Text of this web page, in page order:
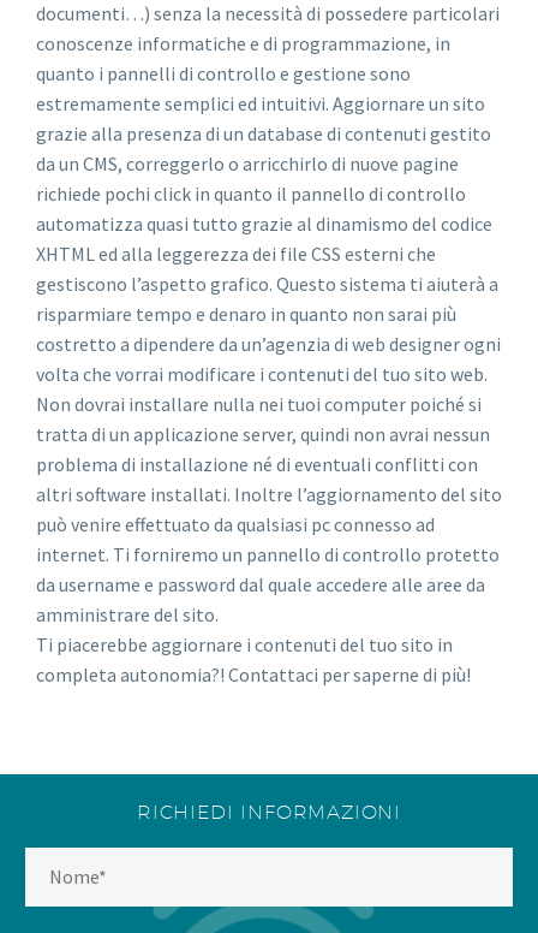
documenti…) senza la necessità di possedere particolari
conoscenze informatiche e di programmazione, in
quanto i pannelli di controllo e gestione sono
estremamente semplici ed intuitivi. Aggiornare un sito
grazie alla presenza di un database di contenuti gestito
da un CMS, correggerlo o arricchirlo di nuove pagine
richiede pochi click in quanto il pannello di controllo
automatizza quasi tutto grazie al dinamismo del codice
XHTML ed alla leggerezza dei file CSS esterni che
gestiscono l’aspetto grafico. Questo sistema ti aiuterà a
risparmiare tempo e denaro in quanto non sarai più
costretto a dipendere da un’agenzia di web designer ogni
volta che vorrai modificare i contenuti del tuo sito web.
Non dovrai installare nulla nei tuoi computer poiché si
tratta di un applicazione server, quindi non avrai nessun
problema di installazione né di eventuali conflitti con
altri software installati. Inoltre l’aggiornamento del sito
può venire effettuato da qualsiasi pc connesso ad
internet. Ti forniremo un pannello di controllo protetto
da username e password dal quale accedere alle aree da
amministrare del sito.
Ti piacerebbe aggiornare i contenuti del tuo sito in
completa autonomia?! Contattaci per saperne di più!
RICHIEDI INFORMAZIONI